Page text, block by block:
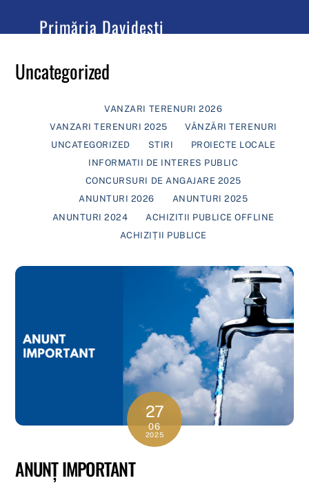
Primăria Davidești
Uncategorized
VANZARI TERENURI 2026
VANZARI TERENURI 2025
VÂNZĂRI TERENURI
UNCATEGORIZED
STIRI
PROIECTE LOCALE
INFORMATII DE INTERES PUBLIC
CONCURSURI DE ANGAJARE 2025
ANUNTURI 2026
ANUNTURI 2025
ANUNTURI 2024
ACHIZITII PUBLICE OFFLINE
ACHIZIȚII PUBLICE
27
06
2025
ANUNȚ IMPORTANT